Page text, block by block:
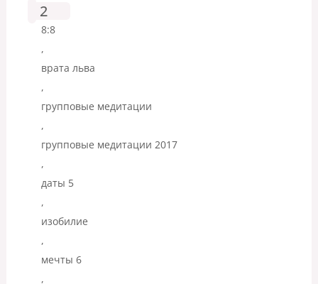
8:8
,
врата льва
,
групповые медитации
,
групповые медитации 2017
,
даты 5
,
изобилие
,
мечты 6
,
2